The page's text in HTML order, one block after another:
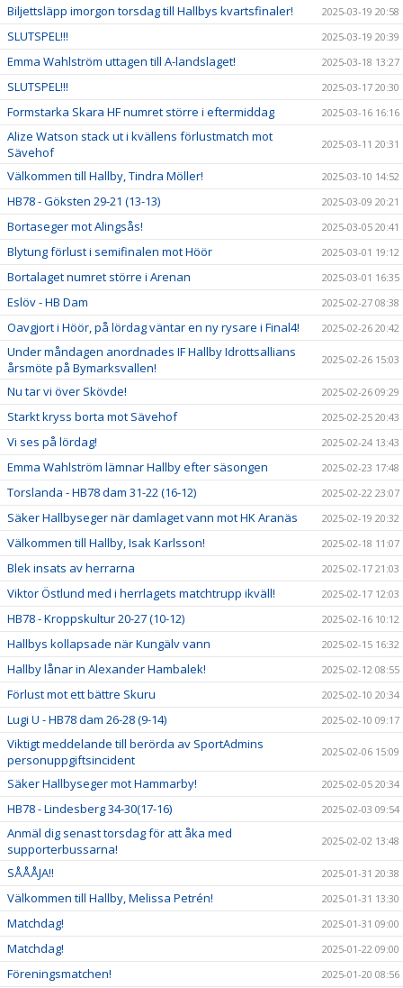
Biljettsläpp imorgon torsdag till Hallbys kvartsfinaler! 2025-03-19 20:58
SLUTSPEL!!! 2025-03-19 20:39
Emma Wahlström uttagen till A-landslaget! 2025-03-18 13:27
SLUTSPEL!!! 2025-03-17 20:30
Formstarka Skara HF numret större i eftermiddag 2025-03-16 16:16
Alize Watson stack ut i kvällens förlustmatch mot
Sävehof
2025-03-11 20:31
Välkommen till Hallby, Tindra Möller! 2025-03-10 14:52
HB78 - Göksten 29-21 (13-13) 2025-03-09 20:21
Bortaseger mot Alingsås! 2025-03-05 20:41
Blytung förlust i semifinalen mot Höör 2025-03-01 19:12
Bortalaget numret större i Arenan 2025-03-01 16:35
Eslöv - HB Dam 2025-02-27 08:38
Oavgjort i Höör, på lördag väntar en ny rysare i Final4! 2025-02-26 20:42
Under måndagen anordnades IF Hallby Idrottsallians
årsmöte på Bymarksvallen!
2025-02-26 15:03
Nu tar vi över Skövde! 2025-02-26 09:29
Starkt kryss borta mot Sävehof 2025-02-25 20:43
Vi ses på lördag! 2025-02-24 13:43
Emma Wahlström lämnar Hallby efter säsongen 2025-02-23 17:48
Torslanda - HB78 dam 31-22 (16-12) 2025-02-22 23:07
Säker Hallbyseger när damlaget vann mot HK Aranäs 2025-02-19 20:32
Välkommen till Hallby, Isak Karlsson! 2025-02-18 11:07
Blek insats av herrarna 2025-02-17 21:03
Viktor Östlund med i herrlagets matchtrupp ikväll! 2025-02-17 12:03
HB78 - Kroppskultur 20-27 (10-12) 2025-02-16 10:12
Hallbys kollapsade när Kungälv vann 2025-02-15 16:32
Hallby lånar in Alexander Hambalek! 2025-02-12 08:55
Förlust mot ett bättre Skuru 2025-02-10 20:34
Lugi U - HB78 dam 26-28 (9-14) 2025-02-10 09:17
Viktigt meddelande till berörda av SportAdmins
personuppgiftsincident
2025-02-06 15:09
Säker Hallbyseger mot Hammarby! 2025-02-05 20:34
HB78 - Lindesberg 34-30(17-16) 2025-02-03 09:54
Anmäl dig senast torsdag för att åka med
supporterbussarna!
2025-02-02 13:48
SÅÅÅJA!! 2025-01-31 20:38
Välkommen till Hallby, Melissa Petrén! 2025-01-31 13:30
Matchdag! 2025-01-31 09:00
Matchdag! 2025-01-22 09:00
Föreningsmatchen! 2025-01-20 08:56